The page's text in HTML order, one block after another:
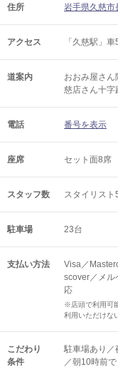
住所 岩手県久慈市
アクセス 「久慈駅」車
道案内
おおみ屋さん
慈店さん十字
電話 番号を表示
座席 セット面8席
スタッフ数 スタイリスト
駐車場 23台
支払い方法
Visa／
scover／メル
応
※店頭で利用可
利用いただけな
こだわり
条件
駐車場あり／
／朝10時前